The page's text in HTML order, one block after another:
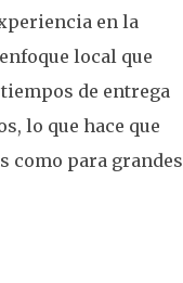
en la
local que
de entrega
lo que hace que
como para grandes